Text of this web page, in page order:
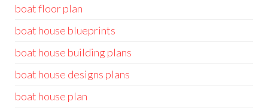
boat floor plan
boat house blueprints
boat house building plans
boat house designs plans
boat house plan